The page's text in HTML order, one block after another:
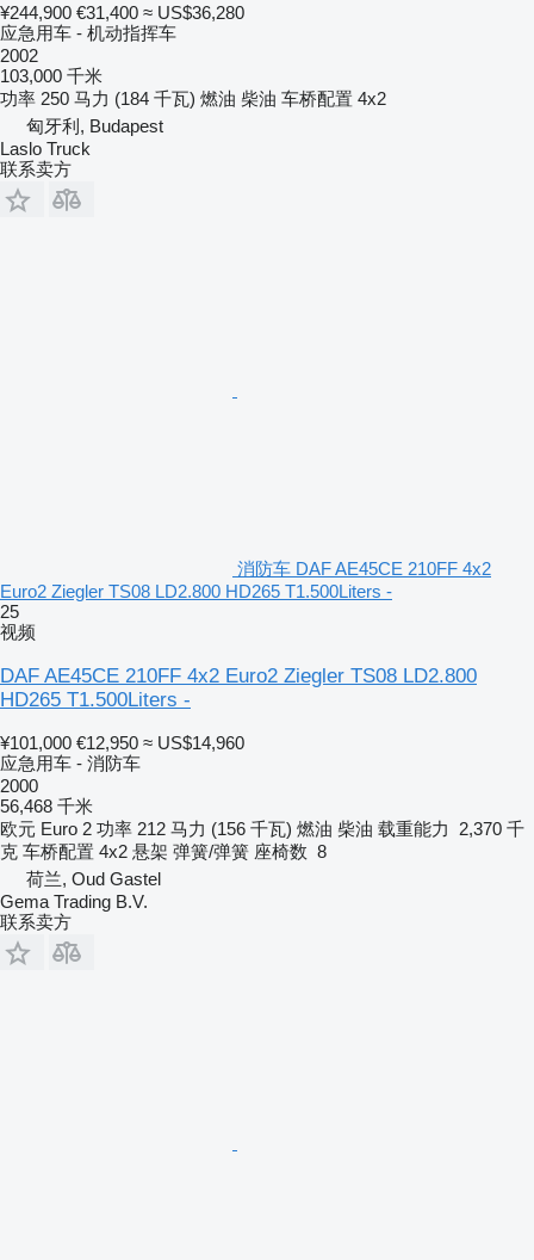
¥244,900 €31,400 ≈ US$36,280
应急用车 - 机动指挥车
2002
103,000 千米
功率 250 马力 (184 千瓦) 燃油 柴油 车桥配置 4x2
匈牙利, Budapest
Laslo Truck
联系卖方
消防车 DAF AE45CE 210FF 4x2
Euro2 Ziegler TS08 LD2.800 HD265 T1.500Liters -
25
视频
DAF AE45CE 210FF 4x2 Euro2 Ziegler TS08 LD2.800
HD265 T1.500Liters -
¥101,000 €12,950 ≈ US$14,960
应急用车 - 消防车
2000
56,468 千米
欧元 Euro 2 功率 212 马力 (156 千瓦) 燃油 柴油 载重能力
2,370 千
克 车桥配置 4x2 悬架 弹簧/弹簧 座椅数 8
荷兰, Oud Gastel
Gema Trading B.V.
联系卖方